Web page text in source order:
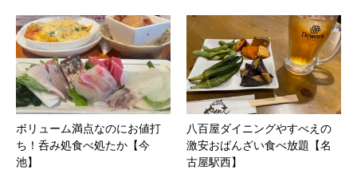
ボリューム満点なのにお値打
ち！呑み処食べ処たか【今
池】
八百屋ダイニングやすべえの
激安おばんざい食べ放題【名
古屋駅西】